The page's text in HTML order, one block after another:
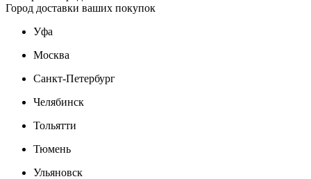
Город доставки ваших покупок
Уфа
Москва
Санкт-Петербург
Челябинск
Тольятти
Тюмень
Ульяновск